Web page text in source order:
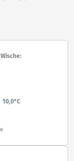
10,0°C